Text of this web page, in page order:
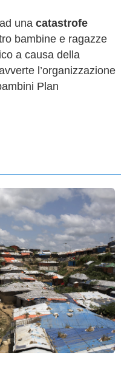
una catastrofe
bambine e ragazze
a causa della
l’organizzazione
Plan